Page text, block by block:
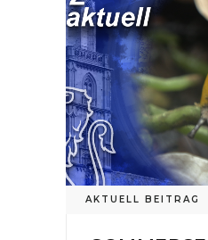
AKTUELL BEITRAG